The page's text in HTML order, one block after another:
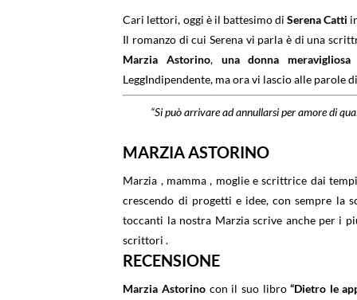
Cari lettori, oggi è il battesimo di Serena Catti
Il romanzo di cui Serena vi parla è di una
Marzia Astorino, una donna
LeggIndipendente, ma ora vi lascio alle parole
“Si può arrivare ad annullarsi per amore di
MARZIA ASTORINO
Marzia , mamma , moglie e scrittrice dai
crescendo di progetti e idee, con sempre la
toccanti la nostra Marzia scrive anche per i
scrittori .
RECENSIONE
Marzia Astorino con il suo libro“Dietro le